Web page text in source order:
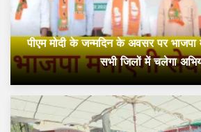
पीएम मोदी के जन्मदिन के अवसर पर भाजपा
सभी जिलों में चलेगा